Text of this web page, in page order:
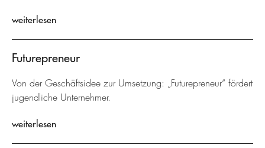
weiterlesen
Futurepreneur
Von der Geschäftsidee zur Umsetzung: „Futurepreneur“ fördert
jugendliche Unternehmer.
weiterlesen